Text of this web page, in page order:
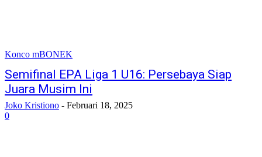
Konco mBONEK
Semifinal EPA Liga 1 U16: Persebaya Siap
Juara Musim Ini
Joko Kristiono - Februari 18, 2025
0